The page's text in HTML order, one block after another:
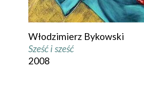
Włodzimierz Bykowski
Sześć i sześć
2008